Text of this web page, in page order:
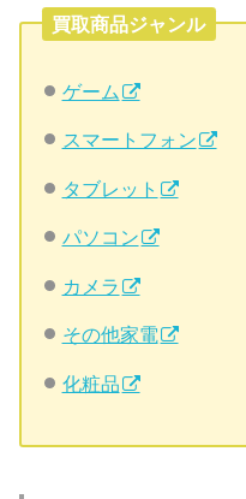
買取商品ジャンル
ゲーム
スマートフォン
タブレット
パソコン
カメラ
その他家電
化粧品